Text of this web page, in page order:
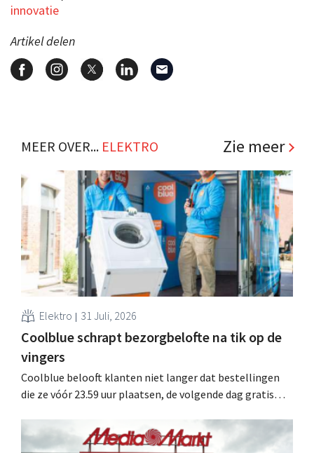
innovatie
Artikel delen
MEER OVER... ELEKTRO Zie meer
Elektro 31 Juli, 2026
Coolblue schrapt bezorgbelofte na tik op de
vingers
Coolblue belooft klanten niet langer dat bestellingen
die ze vóór 23.59 uur plaatsen, de volgende dag gratis
nadat de Nederlandse Reclame Code Commissie
oordeelde dat de belofte misleidend en oneerlijk was.